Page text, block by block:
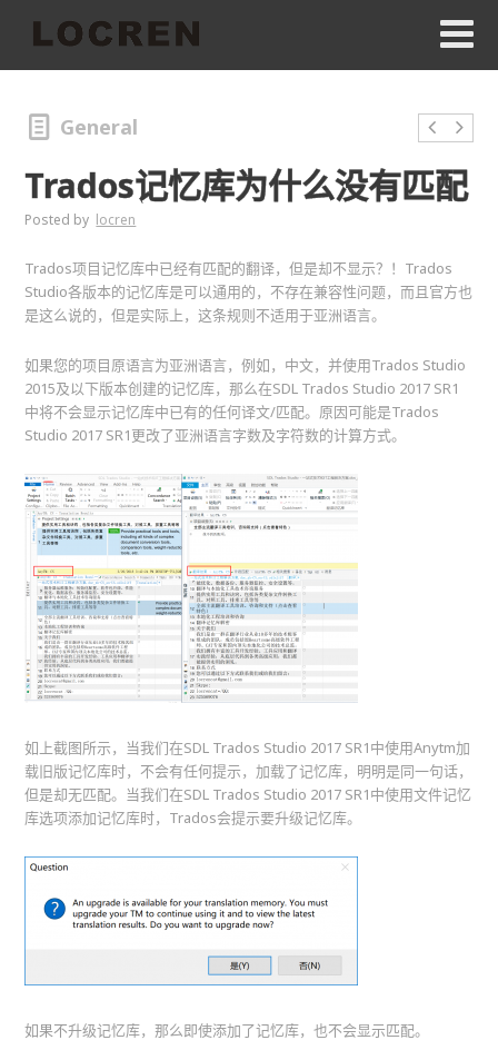
General
Trados记忆库为什么没有匹配
Posted by locren
Trados项目记忆库中已经有匹配的翻译，但是却不显示？！Trados
Studio各版本的记忆库是可以通用的，不存在兼容性问题，而且官方也
是这么说的，但是实际上，这条规则不适用于亚洲语言。
如果您的项目原语言为亚洲语言，例如，中文，并使用Trados Studio
2015及以下版本创建的记忆库，那么在SDL Trados Studio 2017 SR1
中将不会显示记忆库中已有的任何译文/匹配。原因可能是Trados
Studio 2017 SR1更改了亚洲语言字数及字符数的计算方式。
如上截图所示，当我们在SDL Trados Studio 2017 SR1中使用Anytm加
载旧版记忆库时，不会有任何提示，加载了记忆库，明明是同一句话，
但是却无匹配。当我们在SDL Trados Studio 2017 SR1中使用文件记忆
库选项添加记忆库时，Trados会提示要升级记忆库。
如果不升级记忆库，那么即使添加了记忆库，也不会显示匹配。